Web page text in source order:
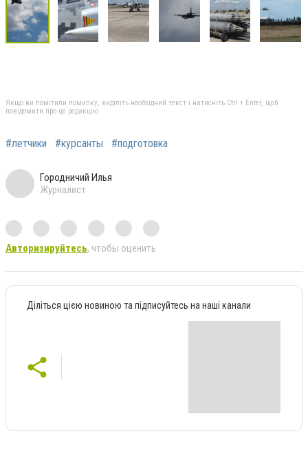
Якщо ви помітили помилку, виділіть необхідний текст і натисніть Ctrl + Enter, щоб
повідомити про це редакцію
#летчики #курсанты #подготовка
Городничий Илья
Журналист
Авторизируйтесь, чтобы оценить
Діліться цією новиною та підписуйтесь на наші канали